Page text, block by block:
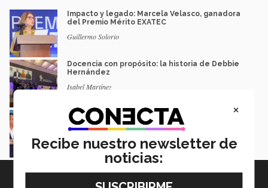
Impacto y legado: Marcela Velasco, ganadora
del Premio Mérito EXATEC
Guillermo Solorio
Docencia con propósito: la historia de Debbie
Hernández
Isabel Martínez
Lidera industria acerera y recibe Premio al
Mérito EXATEC 2026 en SLP
×
Recibe nuestro newsletter de
noticias: